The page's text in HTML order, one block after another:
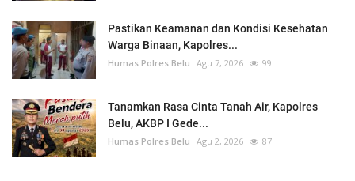
Pastikan Keamanan dan Kondisi Kesehatan
Warga Binaan, Kapolres...
Humas Polres Belu Agu 7, 2026 99
Tanamkan Rasa Cinta Tanah Air, Kapolres
Belu, AKBP I Gede...
Humas Polres Belu Agu 2, 2026 87